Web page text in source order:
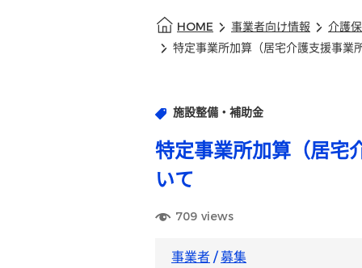
HOME 事業者向け情報
介護
特定事業所加算（居宅介護支援事業
施設整備・補助金
特定事業所加算（居宅
いて
709 views
事業者 /募集